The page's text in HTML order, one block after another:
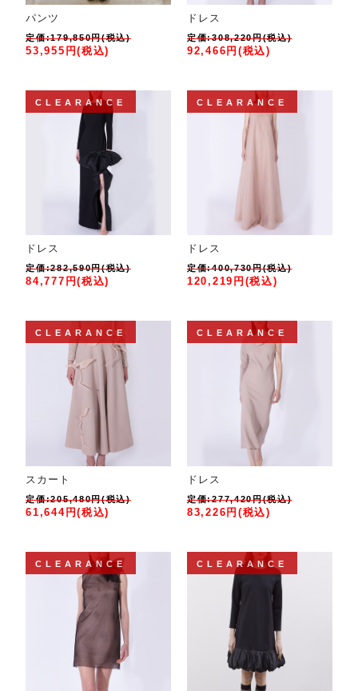
パンツ
定価:179,850円(税込)
53,955円(税込)
ドレス
定価:308,220円(税込)
92,466円(税込)
CLEARANCE
ドレス
定価:282,590円(税込)
84,777円(税込)
CLEARANCE
ドレス
定価:400,730円(税込)
120,219円(税込)
CLEARANCE
スカート
定価:205,480円(税込)
61,644円(税込)
CLEARANCE
ドレス
定価:277,420円(税込)
83,226円(税込)
CLEARANCE CLEARANCE